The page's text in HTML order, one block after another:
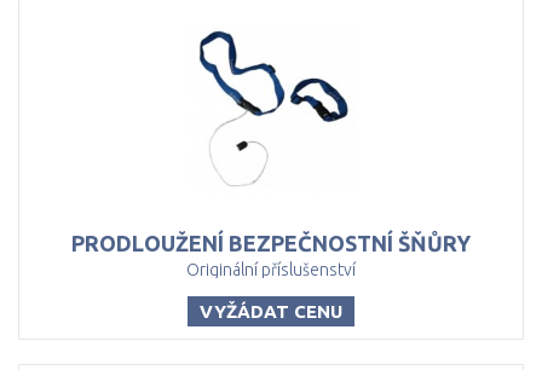
PRODLOUŽENÍ BEZPEČNOSTNÍ ŠŇŮRY
Originální příslušenství
VYŽÁDAT CENU